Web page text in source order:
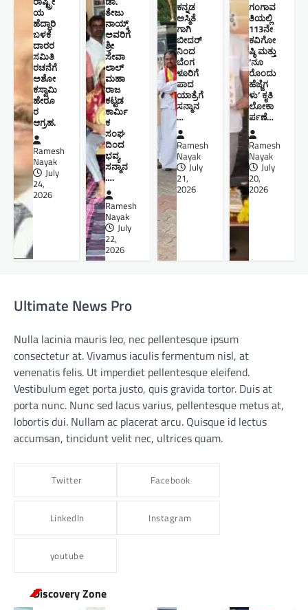
ಯ
ಹೆದ್ದಾರಿ
ಬಳಕೆ
ದಾರರ
ಸಮಿತಿ
ರಚನೆಗೆ
ಅಶೋ
ಕಸ್ವಾಮಿ
ಹೇರೂ
ರ
ಆಗ್ರಹ.
Ramesh
Nayak
July
24,
2026
ತೇಜು
ನಾಯ್ಕ್
ಅವರಿಗೆ
ಶ್ರೀ
ಸೇವಾ
ಲಾಲ್
ಮಹಾ
ರಾಜ
ಕಟ್ಟಡ
ಕಾರ್ಮಿ
ಕ
ಸಂಘ
ದಿಂದ
ಭವ್ಯ
ಸನ್ಮಾನ
….
Ramesh
Nayak
July
22,
2026
ಕನ್ನಡ
ಅಸ್ಮಿತೆ
ಗಾಗಿ
ಬೀದರ್
ನಿಂದ
ಬೆಂಗ
ಳೂರಿಗೆ
ಪಾದ
ಯಾತ್ರೆಗೆ
ಸನ್ಮಾನ
…
Ramesh
Nayak
July
21,
2026
ಗಂಗಾವ
ತಿಯಲ್ಲಿ
113ನೇ
ಕವಿಗೋ
ಷ್ಠಿ ಮತ್ತು
‘ನೂ
ರೊಂದು
ಹೆಜ್ಜೆಗ
ಳು’ ಕೃತಿ
ಲೋಕಾ
ರ್ಪಣೆ…
Ramesh
Nayak
July
20,
2026
Ultimate News Pro
Nulla lacinia mauris leo, nec pellentesque ipsum
consectetur at. Vivamus iaculis fermentum nisl, at
venenatis felis. Ut imperdiet pellentesque eleifend.
Vestibulum eget porta justo, quis gravida tortor. Duis at
porta nunc. Nunc sed lacus varius, pellentesque metus at,
lobortis dui. Nullam ac placerat arcu. Quisque id lectus
accumsan, tincidunt velit nec, ultrices quam.
Twitter Facebook
LinkedIn Instagram
youtube
Discovery Zone